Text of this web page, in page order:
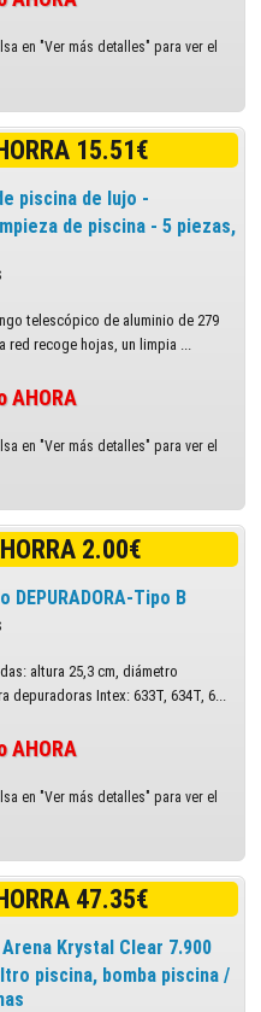
en "Ver más detalles" para ver el
15.51€
piscina de lujo -
de piscina - 5 piezas,
telescópico de aluminio de 279
recoge hojas, un limpia ...
AHORA
en "Ver más detalles" para ver el
2.00€
DEPURADORA-Tipo B
altura 25,3 cm, diámetro
Intex: 633T, 634T, 6...
AHORA
en "Ver más detalles" para ver el
47.35€
Krystal Clear 7.900
piscina, bomba piscina /